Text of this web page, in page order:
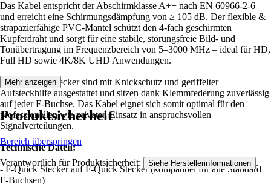
Das Kabel entspricht der Abschirmklasse A++ nach EN 60966-2-6
und erreicht eine Schirmungsdämpfung von ≥ 105 dB. Der flexible &
strapazierfähige PVC-Mantel schützt den 4-fach geschirmten
Kupferdraht und sorgt für eine stabile, störungsfreie Bild- und
Tonübertragung im Frequenzbereich von 5–3000 MHz – ideal für HD,
Full HD sowie 4K/8K UHD Anwendungen.
Die F-Quick Stecker sind mit Knickschutz und geriffelter
Aufsteckhilfe ausgestattet und sitzen dank Klemmfederung zuverlässig
auf jeder F-Buchse. Das Kabel eignet sich somit optimal für den
professionellen wie privaten Einsatz in anspruchsvollen
Signalverteilungen.
Technische Daten:
- F-Quick Stecker auf F-Quick Stecker (kompatibel für alle Standard
F-Buchsen)
Mehr anzeigen
Produktsicherheit
Bereich überspringen
Verantwortlich für Produktsicherheit: Siehe Herstellerinformationen .